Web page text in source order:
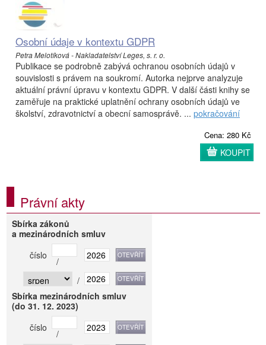
Osobní údaje v kontextu GDPR
Petra Melotíková - Nakladatelství Leges, s. r. o.
Publikace se podrobně zabývá ochranou osobních údajů v
souvislosti s právem na soukromí. Autorka nejprve analyzuje
aktuální právní úpravu v kontextu GDPR. V další části knihy se
zaměřuje na praktické uplatnění ochrany osobních údajů ve
školství, zdravotnictví a obecní samosprávě. ... pokračování
Cena: 280 Kč
KOUPIT
Právní akty
Sbírka zákonů
a mezinárodních smluv
číslo
/
/
Sbírka mezinárodních smluv
(do 31. 12. 2023)
číslo
/